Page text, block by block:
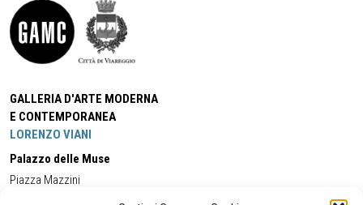
GALLERIA D'ARTE MODERNA
E CONTEMPORANEA
LORENZO VIANI
Palazzo delle Muse
Piazza Mazzini